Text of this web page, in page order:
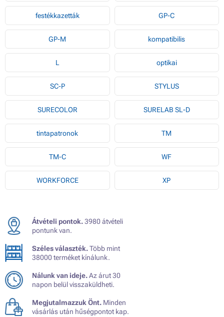
festékkazetták GP-C
GP-M kompatibilis
L optikai
SC-P STYLUS
SURECOLOR SURELAB SL-D
tintapatronok TM
TM-C WF
WORKFORCE XP
Átvételi pontok.3980 átvételi
pontunk van.
Széles választék.Több mint
38000 terméket kínálunk.
Nálunk van ideje.Az árut 30
napon belül visszaküldheti.
Megjutalmazzuk Önt. Minden
vásárlás után hűségpontot kap.